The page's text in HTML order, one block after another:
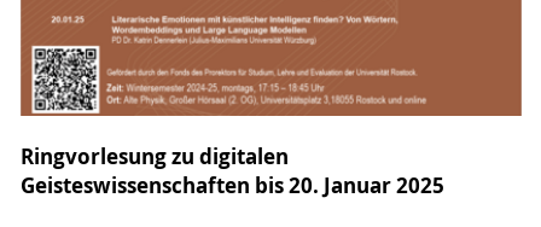
Ringvorlesung zu digitalen
Geisteswissenschaften bis 20. Januar 2025